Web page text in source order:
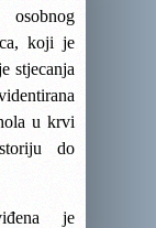
koji je
stjecanja
u krvi
do
je